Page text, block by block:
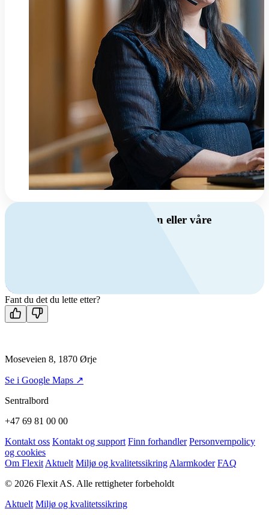
Har du spørsmål om ventilasjon eller våre
Kontakt oss
Fant du det du lette etter?
Moseveien 8, 1870 Ørje
Se i Google Maps ↗
Sentralbord
+47 69 81 00 00
Kontakt oss Kontakt og support Finn forhandler Personvernpolicy
og cookies
Om Flexit Aktuelt Miljø og kvalitetssikring Alarmkoder FAQ
© 2026 Flexit AS. Alle rettigheter forbeholdt
Aktuelt Miljø og kvalitetssikring